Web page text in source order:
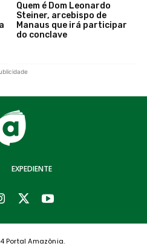
Quem é Dom Leonardo
Steiner, arcebispo de
Manaus que irá participar
do conclave
EXPEDIENTE
Portal Amazônia.